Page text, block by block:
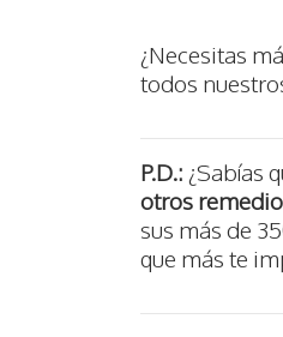
¿Necesitas
todos
P.D.: ¿Sabías
otros
sus más de
que más te